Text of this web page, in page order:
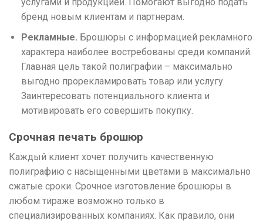
услугами и продукцией. Помогают выгодно подать
бренд новым клиентам и партнерам.
Рекламные. Брошюры с информацией рекламного
характера наиболее востребованы среди компаний.
Главная цель такой полиграфии – максимально
выгодно прорекламировать товар или услугу.
Заинтересовать потенциального клиента и
мотивировать его совершить покупку.
Срочная печать брошюр
Каждый клиент хочет получить качественную
полиграфию с насыщенными цветами в максимально
сжатые сроки. Срочное изготовление брошюры в
любом тираже возможно только в
специализированных компаниях. Как правило, они